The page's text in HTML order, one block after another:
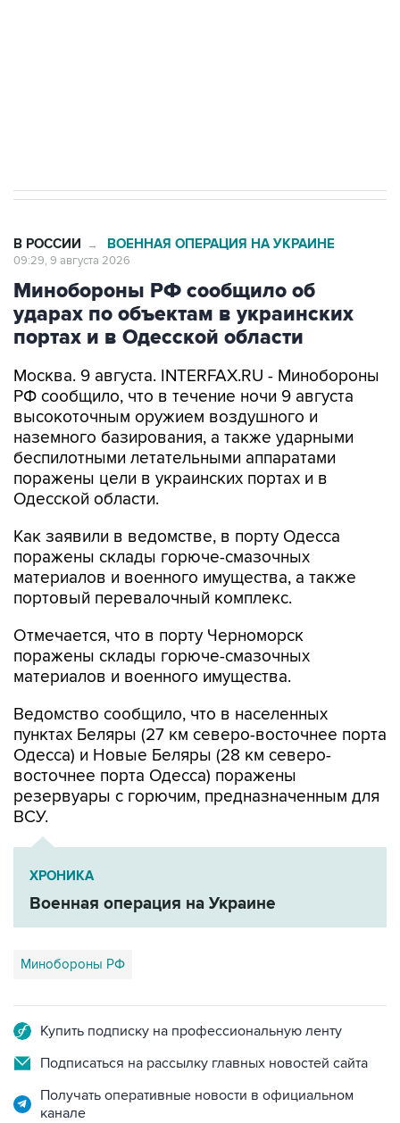
В РОССИИ → ВОЕННАЯ ОПЕРАЦИЯ НА УКРАИНЕ
09:29, 9 августа 2026
Минобороны РФ сообщило об
ударах по объектам в украинских
портах и в Одесской области
Москва. 9 августа. INTERFAX.RU - Минобороны
РФ сообщило, что в течение ночи 9 августа
высокоточным оружием воздушного и
наземного базирования, а также ударными
беспилотными летательными аппаратами
поражены цели в украинских портах и в
Одесской области.
Как заявили в ведомстве, в порту Одесса
поражены склады горюче-смазочных
материалов и военного имущества, а также
портовый перевалочный комплекс.
Отмечается, что в порту Черноморск
поражены склады горюче-смазочных
материалов и военного имущества.
Ведомство сообщило, что в населенных
пунктах Беляры (27 км северо-восточнее порта
Одесса) и Новые Беляры (28 км северо-
восточнее порта Одесса) поражены
резервуары с горючим, предназначенным для
ВСУ.
ХРОНИКА
Военная операция на Украине
Минобороны РФ
Купить подписку на профессиональную ленту
Подписаться на рассылку главных новостей сайта
Получать оперативные новости в официальном
канале